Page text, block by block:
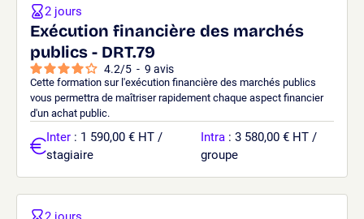
Exécution financière des marchés
publics - DRT.79
4.2/5 - 9 avis
Cette formation sur l'exécution financière des marchés publics
vous permettra de maîtriser rapidement chaque aspect financier
d'un achat public.
2 jours
Inter : 1 590,00 € HT /
stagiaire
Intra : 3 580,00 € HT /
groupe